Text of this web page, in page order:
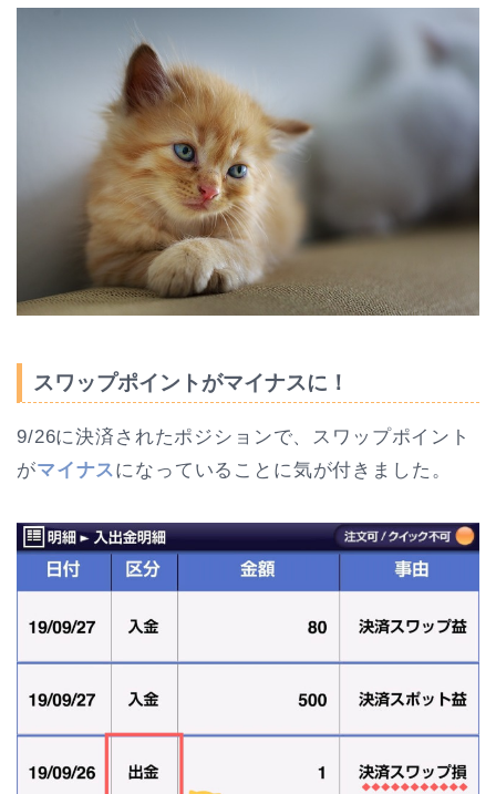
スワップポイントがマイナスに！
9/26に決済されたポジションで、スワップポイント
がマイナスになっていることに気が付きました。